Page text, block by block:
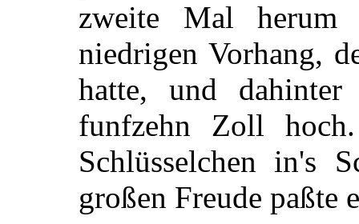
zweite Mal
niedrigen Vorhang,
hatte, und
funfzehn Zoll
Schlüsselchen in's
großen Freude paßte